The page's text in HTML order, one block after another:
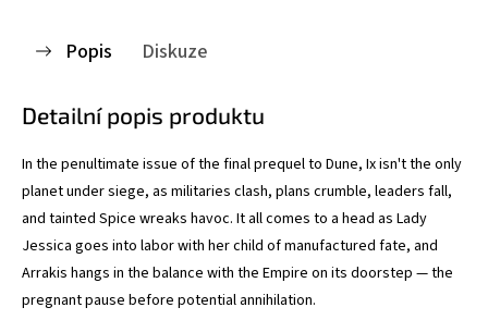
Popis Diskuze
Detailní popis produktu
In the penultimate issue of the final prequel to Dune, Ix isn't the only
planet under siege, as militaries clash, plans crumble, leaders fall,
and tainted Spice wreaks havoc. It all comes to a head as Lady
Jessica goes into labor with her child of manufactured fate, and
Arrakis hangs in the balance with the Empire on its doorstep — the
pregnant pause before potential annihilation.